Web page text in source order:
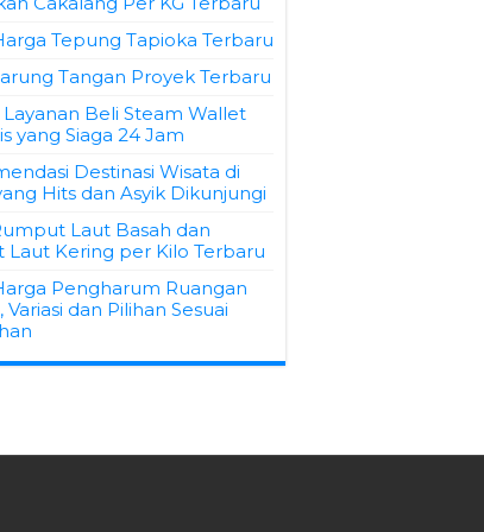
Tepung Tapioka Terbaru
Tangan Proyek Terbaru
Beli Steam Wallet
yang Siaga 24 Jam
Destinasi Wisata di
Hits dan Asyik Dikunjungi
Laut Basah dan
Laut Kering per Kilo Terbaru
Pengharum Ruangan
Variasi dan Pilihan Sesuai